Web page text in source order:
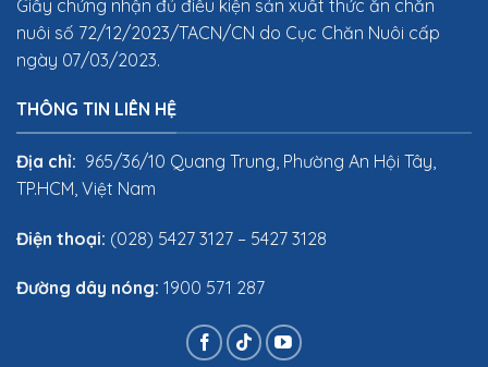
Giấy chứng nhận đủ điều kiện sản xuất thức ăn chăn
nuôi số 72/12/2023/TACN/CN do Cục Chăn Nuôi cấp
ngày 07/03/2023.
THÔNG TIN LIÊN HỆ
Địa chỉ: 965/36/10 Quang Trung, Phường An Hội Tây,
TP.HCM, Việt Nam
Điện thoại: (028) 5427 3127 – 5427 3128
Đường dây nóng: 1900 571 287